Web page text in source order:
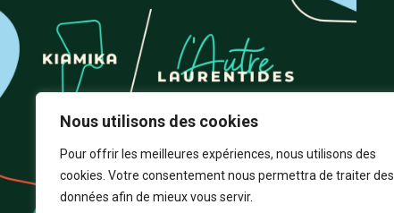
Nous utilisons des cookies
Pour offrir les meilleures expériences, nous utilisons des
cookies. Votre consentement nous permettra de traiter des
données afin de mieux vous servir.